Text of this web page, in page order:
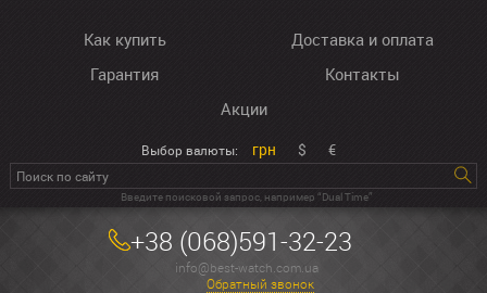
Как купить
Доставка и оплата
Гарантия
Контакты
Акции
Выбор валюты: грн $ €
Введите поисковой запрос, например “Dual Time”
+38 (068)591-32-23
info@best-watch.com.ua
Обратный звонок